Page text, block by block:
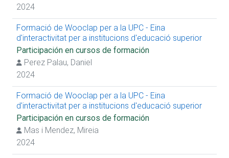
Presentación de trabajo en congreso
Artículos de revista (temática docente)
Proyecto de innovación docente
Impartición de conferencia
Proyecto R+D+I competitivo
2024
Formació de Wooclap per a la UPC - Eina
d'interactivitat per a institucions d'educació superior
Participación en cursos de formación
Perez Palau, Daniel
2024
Formació de Wooclap per a la UPC - Eina
d'interactivitat per a institucions d'educació superior
Participación en cursos de formación
Mas i Mendez, Mireia
2024